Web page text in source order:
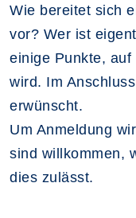
Wie bereitet sich
vor? Wer ist
einige Punkte, auf
wird. Im
erwünscht.
Um Anmeldung
sind willkommen,
dies zulässt.